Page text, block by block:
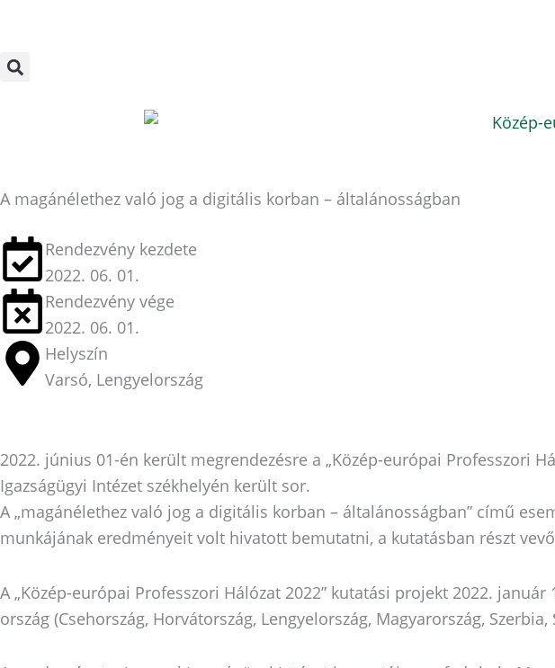
content
A magánélethez való jog a digitális korban – általánosságban
Rendezvény kezdete
2022. 06. 01.
Rendezvény vége
2022. 06. 01.
Helyszín
Varsó, Lengyelország
2022. június 01-én került megrendezésre a „Közép-európai Professzori
Igazságügyi Intézet székhelyén került sor.
A „magánélethez való jog a digitális korban – általánosságban” című
munkájának eredményeit volt hivatott bemutatni, a kutatásban részt
A „Közép-európai Professzori Hálózat 2022” kutatási projekt 2022.
ország (Csehország, Horvátország, Lengyelország, Magyarország,